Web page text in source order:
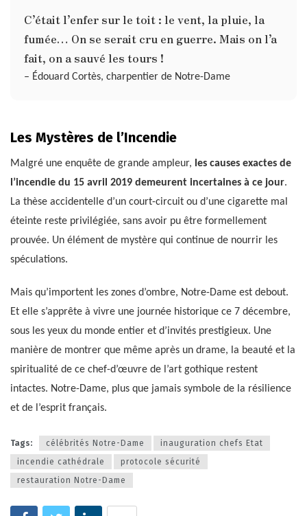
C’était l’enfer sur le toit : le vent, la pluie, la
fumée… On se serait cru en guerre. Mais on l’a
fait, on a sauvé les tours !
– Édouard Cortès, charpentier de Notre-Dame
Les Mystères de l’Incendie
Malgré une enquête de grande ampleur, les causes exactes de
l’incendie du 15 avril 2019 demeurent incertaines à ce jour.
La thèse accidentelle d’un court-circuit ou d’une cigarette mal
éteinte reste privilégiée, sans avoir pu être formellement
prouvée. Un élément de mystère qui continue de nourrir les
spéculations.
Mais qu’importent les zones d’ombre, Notre-Dame est debout.
Et elle s’apprête à vivre une journée historique ce 7 décembre,
sous les yeux du monde entier et d’invités prestigieux. Une
manière de montrer que même après un drame, la beauté et la
spiritualité de ce chef-d’œuvre de l’art gothique restent
intactes. Notre-Dame, plus que jamais symbole de la résilience
et de l’esprit français.
Tags: célébrités Notre-Dame
inauguration chefs Etat
incendie cathédrale
protocole sécurité
restauration Notre-Dame